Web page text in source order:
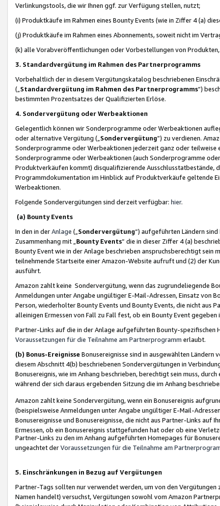
Verlinkungstools, die wir Ihnen ggf. zur Verfügung stellen, nutzt;
(i) Produktkäufe im Rahmen eines Bounty Events (wie in Ziffer 4 (a)
(j) Produktkäufe im Rahmen eines Abonnements, soweit nicht im
(k) alle Vorabveröffentlichungen oder Vorbestellungen von
3. Standardvergütung im Rahmen des Partnerprogramms
Vorbehaltlich der in diesem Vergütungskatalog beschriebenen
(„ Standardvergütung im Rahmen des Partnerprogramms“)
bestimmten Prozentsatzes der Qualifizierten Erlöse.
4. Sondervergütung oder Werbeaktionen
Gelegentlich können wir Sonderprogramme oder Werbeaktionen
oder alternative Vergütung („ Sondervergütung”) zu verdienen.
Sonderprogramme oder Werbeaktionen jederzeit ganz oder
Sonderprogramme oder Werbeaktionen (auch Sonderprogramme
Produktverkäufen kommt) disqualifizierende Ausschlusstatbestände,
Programmdokumentation im Hinblick auf Produktverkäufe geltende
Werbeaktionen.
Folgende Sondervergütungen sind derzeit verfügbar: hier.
(a) Bounty Events
In den in derAnlage („ Sondervergütung“) aufgeführten Ländern
Zusammenhang mit „ Bounty Events“ die in dieser Ziffer 4 (a)
Bounty Event wie in der Anlage beschrieben anspruchsberechtigt sein
teilnehmende Startseite einer Amazon-Website aufruft und (2) der
ausführt.
Amazon zahlt keine Sondervergütung, wenn das zugrundeliegende
Anmeldungen unter Angabe ungültiger E-Mail-Adressen, Einsatz von
Person, wiederholter Bounty Events und Bounty Events, die nicht
alleinigen Ermessen von Fall zu Fall fest, ob ein Bounty Event
Partner-Links auf die in der Anlage aufgeführten Bounty-spezifischen
Voraussetzungen für die Teilnahme am Partnerprogramm erlaubt.
(b) Bonus-Ereignisse Bonusereignisse sind in ausgewählten Ländern
diesem Abschnitt 4(b) beschriebenen Sondervergütungen in
Bonusereignis, wie im Anhang beschrieben, berechtigt sein muss,
während der sich daraus ergebenden Sitzung die im Anhang
Amazon zahlt keine Sondervergütung, wenn ein Bonusereignis
(beispielsweise Anmeldungen unter Angabe ungültiger E-Mail-
Bonusereignisse und Bonusereignisse, die nicht aus Partner-Links auf
Ermessen, ob ein Bonusereignis stattgefunden hat oder ob eine
Partner-Links zu den im Anhang aufgeführten Homepages für
ungeachtet derVoraussetzungen für die Teilnahme am
5. Einschränkungen in Bezug auf Vergütungen
Partner-Tags sollten nur verwendet werden, um von den
Namen handelt) versuchst, Vergütungen sowohl vom Amazon